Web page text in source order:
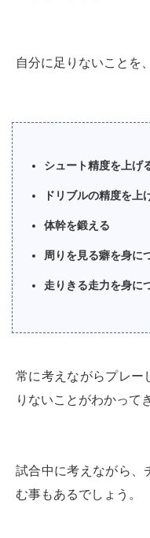
自分に足りないことを
シュート精度を上げ
ドリブルの精度を上
体幹を鍛える
周りを見る癖を身に
走りきる走力を身に
常に考えながらプレー
りないことがわかって
試合中に考えながら、
む事もあるでしょう。